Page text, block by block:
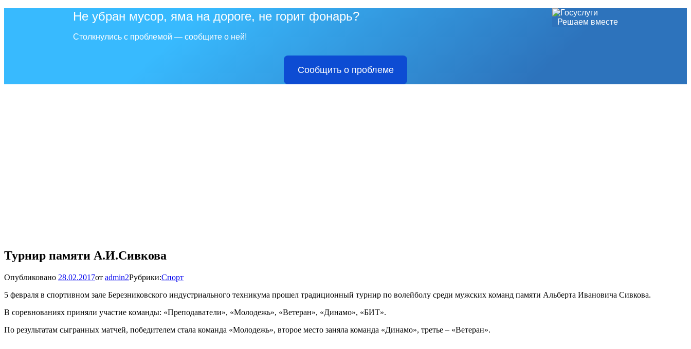
Решаем вместе
Не убран мусор, яма на дороге, не горит фонарь?
Столкнулись с проблемой — сообщите о ней!
Сообщить о проблеме
Турнир памяти А.И.Сивкова
Опубликовано 28.02.2017от admin2Рубрики:Спорт
5 февраля в спортивном зале Березниковского индустриального техникума прошел традиционный турнир по волейболу среди мужских команд памяти Альберта Ивановича Сивкова.
В соревнованиях приняли участие команды: «Преподаватели», «Молодежь», «Ветеран», «Динамо», «БИТ».
По результатам сыгранных матчей, победителем стала команда «Молодежь», второе место заняла команда «Динамо», третье – «Ветеран».